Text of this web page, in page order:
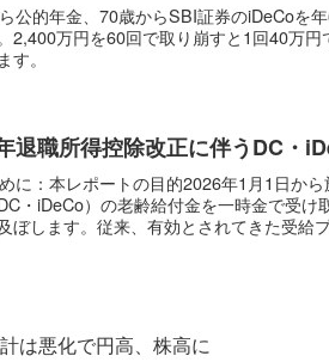
公的年金、70歳からSBI証券のiDeCoを
2,400万円を60回で取り崩すと1回40万
す。
退職所得控除改正に伴うDC・
に：本レポートの目的2026年1月1日か
・iDeCo）の老齢給付金を一時金で受
ぼします。従来、有効とされてきた受給
は悪化で円高、株高に